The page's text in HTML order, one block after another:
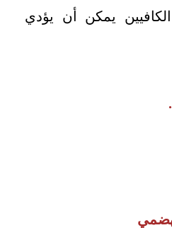
يمكن أن يؤدي